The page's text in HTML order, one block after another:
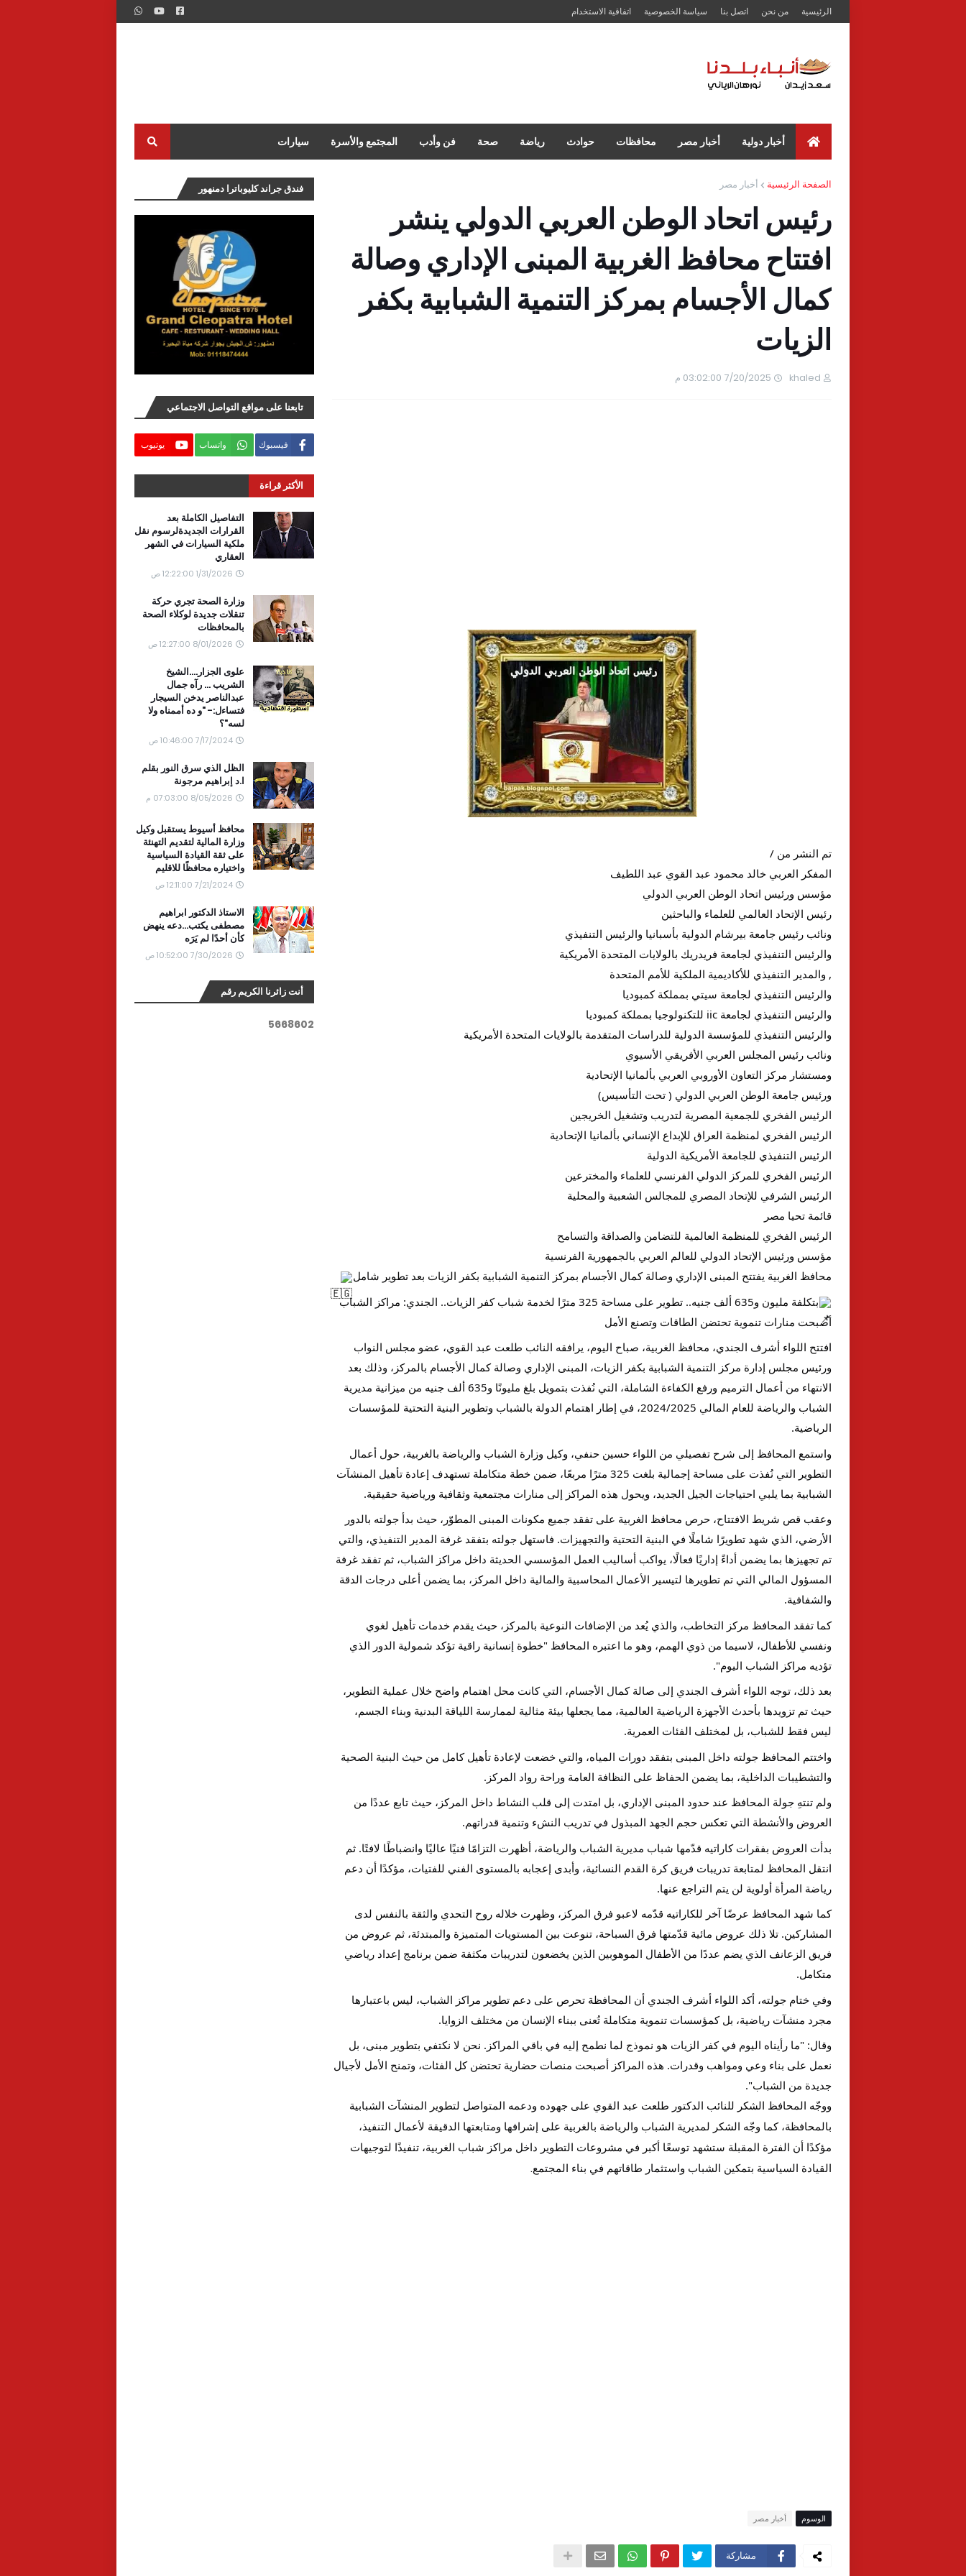
الرئيسية من نحن اتصل بنا سياسة الخصوصية اتفاقية الاستخدام
أخبار دولية أخبار مصر محافظات حوادث رياضة صحة فن وأدب المجتمع والأسرة سيارات
الصفحة الرئيسية أخبار مصر
رئيس اتحاد الوطن العربي الدولي ينشر
افتتاح محافظ الغربية المبنى الإداري وصالة
كمال الأجسام بمركز التنمية الشبابية بكفر
الزيات
khaled 7/20/2025 03:02:00 م
تم النشر من /
المفكر العربي خالد محمود عبد القوي عبد اللطيف
مؤسس ورئيس اتحاد الوطن العربي الدولي
رئيس الإتحاد العالمي للعلماء والباحثين
ونائب رئيس جامعة بيرشام الدولية بأسبانيا والرئيس التنفيذي
والرئيس التنفيذي لجامعة فريدريك بالولايات المتحدة الأمريكية
, والمدير التنفيذي للأكاديمية الملكية للأمم المتحدة
والرئيس التنفيذي لجامعة سيتي بمملكة كمبوديا
والرئيس التنفيذي لجامعة iic للتكنولوجيا بمملكة كمبوديا
والرئيس التنفيذي للمؤسسة الدولية للدراسات المتقدمة بالولايات المتحدة الأمريكية
ونائب رئيس المجلس العربي الأفريقي الأسيوي
ومستشار مركز التعاون الأوروبي العربي بألمانيا الإتحادية
ورئيس جامعة الوطن العربي الدولي ( تحت التأسيس)
الرئيس الفخري للجمعية المصرية لتدريب وتشغيل الخريجين
الرئيس الفخري لمنظمة العراق للإبداع الإنساني بألمانيا الإتحادية
الرئيس التنفيذي للجامعة الأمريكية الدولية
الرئيس الفخري للمركز الدولي الفرنسي للعلماء والمخترعين
الرئيس الشرفي للإتحاد المصري للمجالس الشعبية والمحلية
قائمة تحيا مصر
الرئيس الفخري للمنظمة العالمية للتضامن والصداقة والتسامح
مؤسس ورئيس الإتحاد الدولي للعالم العربي بالجمهورية الفرنسية
محافظ الغربية يفتتح المبنى الإداري وصالة كمال الأجسام بمركز التنمية الشبابية بكفر الزيات بعد تطوير شامل
بتكلفة مليون و635 ألف جنيه.. تطوير على مساحة 325 مترًا لخدمة شباب كفر الزيات.. الجندي: مراكز الشباب
أصبحت منارات تنموية تحتضن الطاقات وتصنع الأمل
افتتح اللواء أشرف الجندي، محافظ الغربية، صباح اليوم، يرافقه النائب طلعت عبد القوي، عضو مجلس النواب
ورئيس مجلس إدارة مركز التنمية الشبابية بكفر الزيات، المبنى الإداري وصالة كمال الأجسام بالمركز، وذلك بعد
الانتهاء من أعمال الترميم ورفع الكفاءة الشاملة، التي نُفذت بتمويل بلغ مليونًا و635 ألف جنيه من ميزانية مديرية
الشباب والرياضة للعام المالي 2024/2025، في إطار اهتمام الدولة بالشباب وتطوير البنية التحتية للمؤسسات
الرياضية.
واستمع المحافظ إلى شرح تفصيلي من اللواء حسين حنفي، وكيل وزارة الشباب والرياضة بالغربية، حول أعمال
التطوير التي نُفذت على مساحة إجمالية بلغت 325 مترًا مربعًا، ضمن خطة متكاملة تستهدف إعادة تأهيل المنشآت
الشبابية بما يلبي احتياجات الجيل الجديد، ويحول هذه المراكز إلى منارات مجتمعية وثقافية ورياضية حقيقية.
وعقب قص شريط الافتتاح، حرص محافظ الغربية على تفقد جميع مكونات المبنى المطوّر، حيث بدأ جولته بالدور
الأرضي، الذي شهد تطويرًا شاملًا في البنية التحتية والتجهيزات. فاستهل جولته بتفقد غرفة المدير التنفيذي، والتي
تم تجهيزها بما يضمن أداءً إداريًا فعالًا، يواكب أساليب العمل المؤسسي الحديثة داخل مراكز الشباب، ثم تفقد غرفة
المسؤول المالي التي تم تطويرها لتيسير الأعمال المحاسبية والمالية داخل المركز، بما يضمن أعلى درجات الدقة
والشفافية.
كما تفقد المحافظ مركز التخاطب، والذي يُعد من الإضافات النوعية بالمركز، حيث يقدم خدمات تأهيل لغوي
ونفسي للأطفال، لاسيما من ذوي الهمم، وهو ما اعتبره المحافظ "خطوة إنسانية راقية تؤكد شمولية الدور الذي
تؤديه مراكز الشباب اليوم".
بعد ذلك، توجه اللواء أشرف الجندي إلى صالة كمال الأجسام، التي كانت محل اهتمام واضح خلال عملية التطوير،
حيث تم تزويدها بأحدث الأجهزة الرياضية العالمية، مما يجعلها بيئة مثالية لممارسة اللياقة البدنية وبناء الجسم،
ليس فقط للشباب، بل لمختلف الفئات العمرية.
واختتم المحافظ جولته داخل المبنى بتفقد دورات المياه، والتي خضعت لإعادة تأهيل كامل من حيث البنية الصحية
والتشطيبات الداخلية، بما يضمن الحفاظ على النظافة العامة وراحة رواد المركز.
ولم تنتهِ جولة المحافظ عند حدود المبنى الإداري، بل امتدت إلى قلب النشاط داخل المركز، حيث تابع عددًا من
العروض والأنشطة التي تعكس حجم الجهد المبذول في تدريب النشء وتنمية قدراتهم.
بدأت العروض بفقرات كاراتيه قدّمها شباب مديرية الشباب والرياضة، أظهرت التزامًا فنيًا عاليًا وانضباطًا لافتًا. ثم
انتقل المحافظ لمتابعة تدريبات فريق كرة القدم النسائية، وأبدى إعجابه بالمستوى الفني للفتيات، مؤكدًا أن دعم
رياضة المرأة أولوية لن يتم التراجع عنها.
كما شهد المحافظ عرضًا آخر للكاراتيه قدّمه لاعبو فرق المركز، وظهرت خلاله روح التحدي والثقة بالنفس لدى
المشاركين. تلا ذلك عروض مائية قدّمتها فرق السباحة، تنوعت بين المستويات المتميزة والمبتدئة، ثم عروض من
فريق الزعانف الذي يضم عددًا من الأطفال الموهوبين الذين يخضعون لتدريبات مكثفة ضمن برنامج إعداد رياضي
متكامل.
وفي ختام جولته، أكد اللواء أشرف الجندي أن المحافظة تحرص على دعم تطوير مراكز الشباب، ليس باعتبارها
مجرد منشآت رياضية، بل كمؤسسات تنموية متكاملة تُعنى ببناء الإنسان من مختلف الزوايا.
وقال: "ما رأيناه اليوم في كفر الزيات هو نموذج لما نطمح إليه في باقي المراكز. نحن لا نكتفي بتطوير مبنى، بل
نعمل على بناء وعي ومواهب وقدرات. هذه المراكز أصبحت منصات حضارية تحتضن كل الفئات، وتمنح الأمل لأجيال
جديدة من الشباب".
ووجّه المحافظ الشكر للنائب الدكتور طلعت عبد القوي على جهوده ودعمه المتواصل لتطوير المنشآت الشبابية
بالمحافظة، كما وجّه الشكر لمديرية الشباب والرياضة بالغربية على إشرافها ومتابعتها الدقيقة لأعمال التنفيذ،
مؤكدًا أن الفترة المقبلة ستشهد توسعًا أكبر في مشروعات التطوير داخل مراكز شباب الغربية، تنفيذًا لتوجيهات
القيادة السياسية بتمكين الشباب واستثمار طاقاتهم في بناء المجتمع.
الوسوم أخبار مصر
مشاركة
فندق جراند كليوباترا دمنهور
تابعنا على مواقع التواصل الاجتماعي
فيسبوك واتساب يوتيوب
الأكثر قراءة
التفاصيل الكاملة بعد
القرارات الجديدةلرسوم نقل
ملكية السيارات في الشهر
العقاري
1/31/2026 12:22:00 ص
وزارة الصحة تجري حركة
تنقلات جديدة لوكلاء الصحة
بالمحافظات
8/01/2026 12:27:00 ص
علوى الجزار....الشيخ
الشريب ... رآه جمال
عبدالناصر يدخن السيجار
فتساءل:- "و ده أممناه ولا
لسه"؟
7/17/2024 10:46:00 ص
الظل الذي سرق النور بقلم
ا.د إبراهيم مرجونة
8/05/2026 07:03:00 م
محافظ أسيوط يستقبل وكيل
وزارة المالية لتقديم التهنئة
على ثقة القيادة السياسية
واختياره محافظًا للاقليم
7/21/2024 12:11:00 ص
الاستاذ الدكتور ابراهيم
مصطفى يكتب...دعه ينهض
كأن أحدًا لم يَرَه
7/30/2026 10:52:00 ص
أنت زائرنا الكريم رقم
5668602